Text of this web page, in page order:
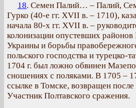
18. Семен Палий… – Палий,
Гурко (40-е гг. XVII в. – 1710),
начала 80-х гг. XVII в. –
колонизации опустевших
Украины и борьбы
польского господства и турецко-
1704 г. был ложно обвинен
сношениях с поляками. В 1705 –
ссылке в Томске, возвращен
Участник Полтавского сражения.